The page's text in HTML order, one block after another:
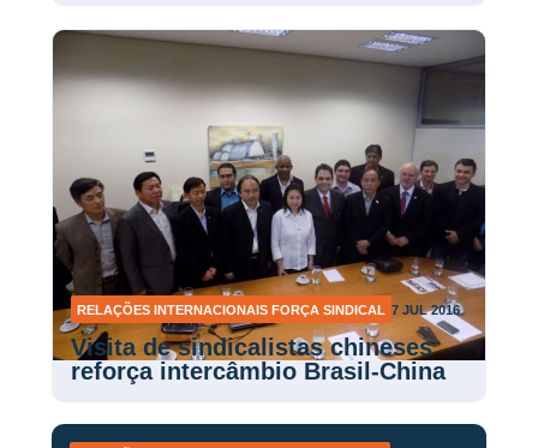
RELAÇÕES INTERNACIONAIS FORÇA SINDICAL 7 JUL 2016
Visita de sindicalistas chineses
reforça intercâmbio Brasil-China